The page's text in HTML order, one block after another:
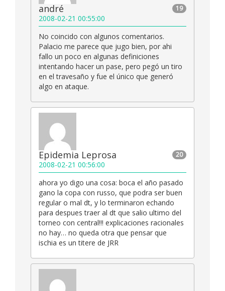
19
andré
2008-02-21 00:55:00
No coincido con algunos comentarios.
Palacio me parece que jugo bien, por ahi
fallo un poco en algunas definiciones
intentando hacer un pase, pero pegó un tiro
en el travesaño y fue el único que generó
algo en ataque.
20
Epidemia Leprosa
2008-02-21 00:56:00
ahora yo digo una cosa: boca el año pasado
gano la copa con russo, que podra ser buen
regular o mal dt, y lo terminaron echando
para despues traer al dt que salio ultimo del
torneo con central!!! explicaciones racionales
no hay… no queda otra que pensar que
ischia es un titere de JRR